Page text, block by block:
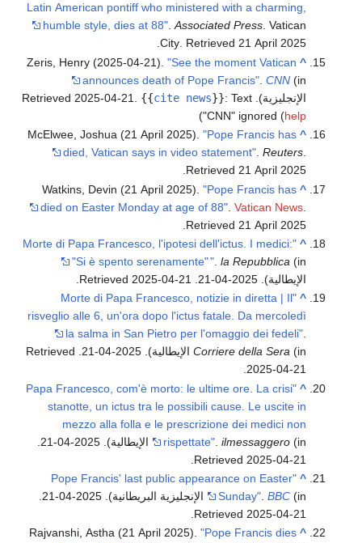
Latin American pontiff who ministered with a charming,
humble style, dies at 88".Associated Press. Vatican
City. Retrieved21 April 2025
.
^
Zeris, Henry (2025-04-21)."See the moment Vatican
announces death of Pope Francis" .CNN (in
الإنجليزية). Retrieved
2025-04-21 {{cite news}}:Text
"CNN" ignored (help
)
^
McElwee, Joshua (21 April 2025)."Pope Francis has
died, Vatican says in video statement" .Reuters
Retrieved 21 April 2025
^
Watkins, Devin (21 April 2025)."Pope Francis has
died on Easter Monday at age of 88" .Vatican News
Retrieved 21 April 2025
^
"Morte di Papa Francesco, l'ipotesi dell'ictus. I medici:
"Si è spento serenamente"" .la Repubblica (in
الإيطالية). 2025-04-21
2025-04-21
^
"Morte di Papa Francesco, notizie in diretta | Il
risveglio alle 6, un'ora dopo l'ictus fatale. Da mercoledì
la salma in San Pietro per l'omaggio dei fedeli".
Corriere della Sera (in الإيطالية). 2025-04-21
. Retrieved
2025-04-21
.
^
"Papa Francesco, com'è morto: le ultime ore. La crisi
stanotte, un ictus tra le possibili cause. Le uscite in
mezzo alla folla e le prescrizione dei medici non
rispettate" .ilmessaggero (in الإيطالية). 2025-04-21
Retrieved 2025-04-21
^
"Pope Francis' last public appearance on Easter
Sunday" .BBC (in الإنجليزية البريطانية). 2025-04-21
Retrieved 2025-04-21
^
Rajvanshi, Astha (21 April 2025)."Pope Francis dies